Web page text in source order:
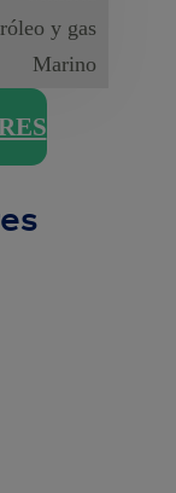
y gas
Marino